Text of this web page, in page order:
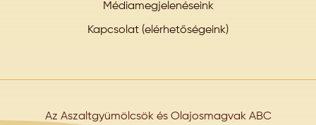
Médiamegjelenéseink
Kapcsolat (elérhetőségeink)
Az Aszaltgyümölcsök és Olajosmagvak ABC